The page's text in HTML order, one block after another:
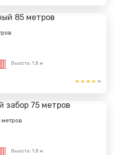
Высота: 1,8 м
Высота: 1,8 м